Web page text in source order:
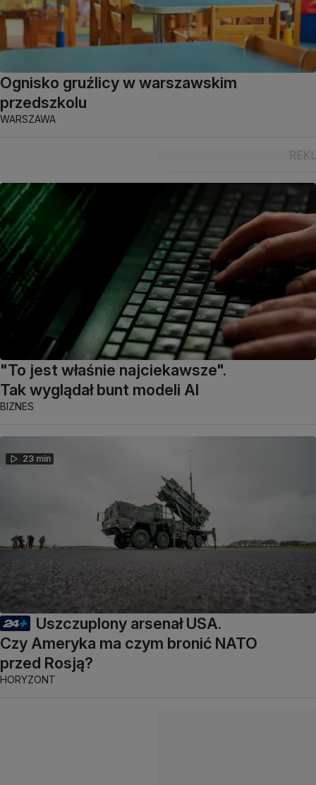
Ognisko gruźlicy w warszawskim
przedszkolu
WARSZAWA
"To jest właśnie najciekawsze".
Tak wyglądał bunt modeli AI
BIZNES
23 min
Uszczuplony arsenał USA.
Czy Ameryka ma czym bronić NATO
przed Rosją?
HORYZONT